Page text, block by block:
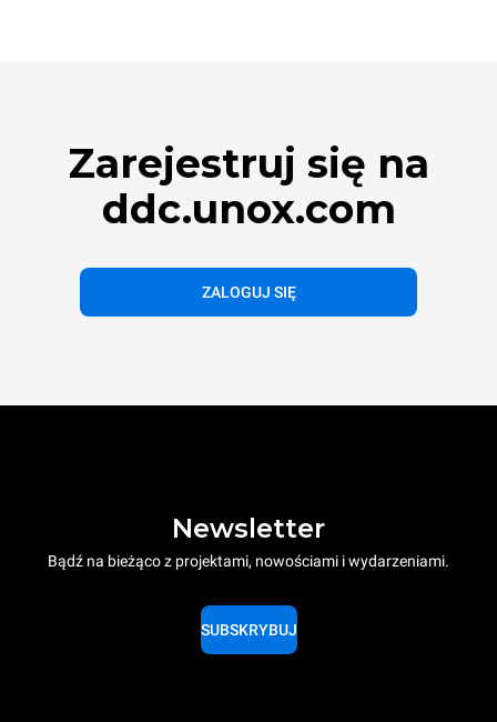
Zarejestruj się na
ddc.unox.com
ZALOGUJ SIĘ
Newsletter
Bądź na bieżąco z projektami, nowościami i wydarzeniami.
SUBSKRYBUJ